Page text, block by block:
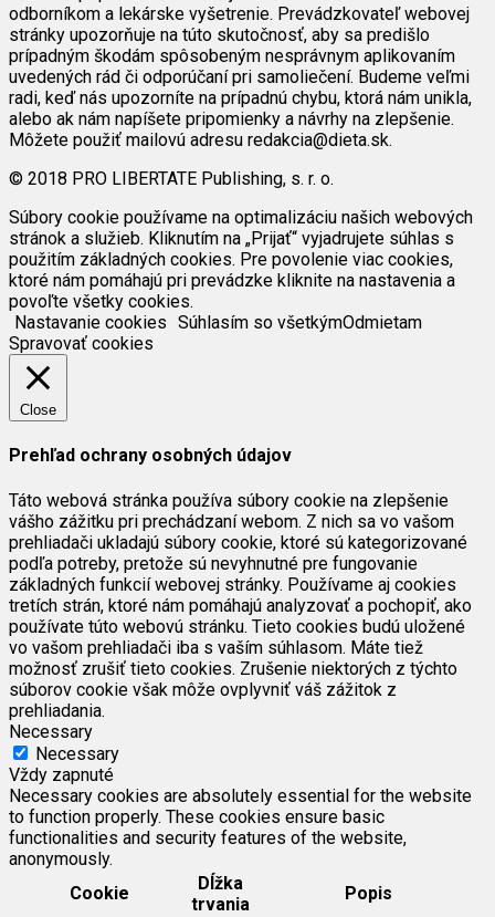
odborníkom a lekárske vyšetrenie. Prevádzkovateľ webovej
stránky upozorňuje na túto skutočnosť, aby sa predišlo
prípadným škodám spôsobeným nesprávnym aplikovaním
uvedených rád či odporúčaní pri samoliečení. Budeme veľmi
radi, keď nás upozorníte na prípadnú chybu, ktorá nám unikla,
alebo ak nám napíšete pripomienky a návrhy na zlepšenie.
Môžete použiť mailovú adresu redakcia@dieta.sk.
© 2018 PRO LIBERTATE Publishing, s. r. o.
Súbory cookie používame na optimalizáciu našich webových
stránok a služieb. Kliknutím na „Prijať“ vyjadrujete súhlas s
použitím základných cookies. Pre povolenie viac cookies,
ktoré nám pomáhajú pri prevádzke kliknite na nastavenia a
povoľte všetky cookies.
Nastavanie cookies Súhlasím so všetkýmOdmietam
Spravovať cookies
Close
Prehľad ochrany osobných údajov
Táto webová stránka používa súbory cookie na zlepšenie
vášho zážitku pri prechádzaní webom. Z nich sa vo vašom
prehliadači ukladajú súbory cookie, ktoré sú kategorizované
podľa potreby, pretože sú nevyhnutné pre fungovanie
základných funkcií webovej stránky. Používame aj cookies
tretích strán, ktoré nám pomáhajú analyzovať a pochopiť, ako
používate túto webovú stránku. Tieto cookies budú uložené
vo vašom prehliadači iba s vaším súhlasom. Máte tiež
možnosť zrušiť tieto cookies. Zrušenie niektorých z týchto
súborov cookie však môže ovplyvniť váš zážitok z
prehliadania.
Necessary
Necessary
Vždy zapnuté
Necessary cookies are absolutely essential for the website
to function properly. These cookies ensure basic
functionalities and security features of the website,
anonymously.
Cookie
Dĺžka
trvania
Popis